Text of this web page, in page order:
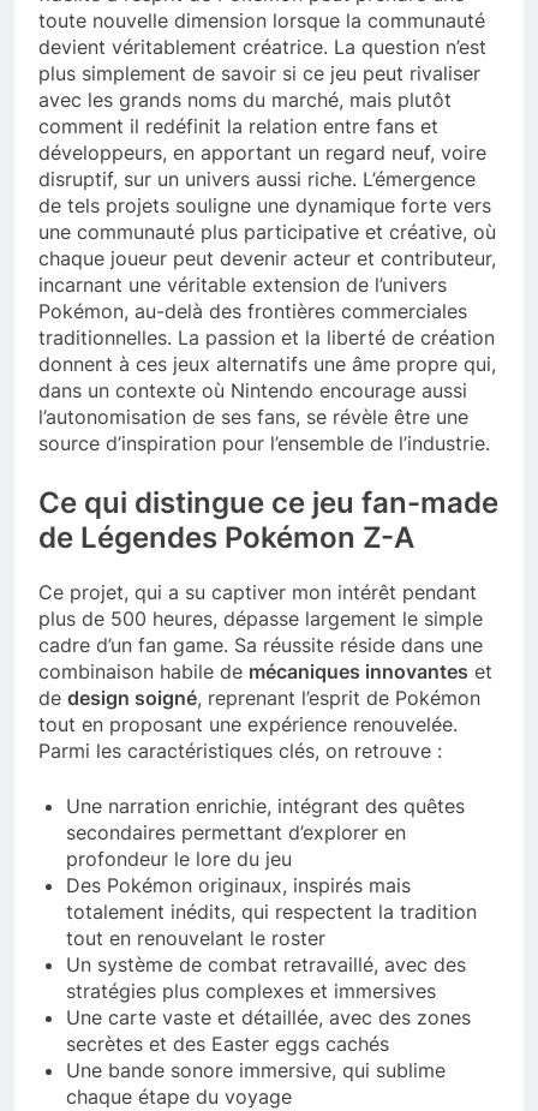
toute nouvelle dimension lorsque la communauté
devient véritablement créatrice. La question n’est
plus simplement de savoir si ce jeu peut rivaliser
avec les grands noms du marché, mais plutôt
comment il redéfinit la relation entre fans et
développeurs, en apportant un regard neuf, voire
disruptif, sur un univers aussi riche. L’émergence
de tels projets souligne une dynamique forte vers
une communauté plus participative et créative, où
chaque joueur peut devenir acteur et contributeur,
incarnant une véritable extension de l’univers
Pokémon, au-delà des frontières commerciales
traditionnelles. La passion et la liberté de création
donnent à ces jeux alternatifs une âme propre qui,
dans un contexte où Nintendo encourage aussi
l’autonomisation de ses fans, se révèle être une
source d’inspiration pour l’ensemble de l’industrie.
Ce qui distingue ce jeu fan-made
de Légendes Pokémon Z-A
Ce projet, qui a su captiver mon intérêt pendant
plus de 500 heures, dépasse largement le simple
cadre d’un fan game. Sa réussite réside dans une
combinaison habile de mécaniques innovantes et
de design soigné, reprenant l’esprit de Pokémon
tout en proposant une expérience renouvelée.
Parmi les caractéristiques clés, on retrouve :
Une narration enrichie, intégrant des quêtes
secondaires permettant d’explorer en
profondeur le lore du jeu
Des Pokémon originaux, inspirés mais
totalement inédits, qui respectent la tradition
tout en renouvelant le roster
Un système de combat retravaillé, avec des
stratégies plus complexes et immersives
Une carte vaste et détaillée, avec des zones
secrètes et des Easter eggs cachés
Une bande sonore immersive, qui sublime
chaque étape du voyage